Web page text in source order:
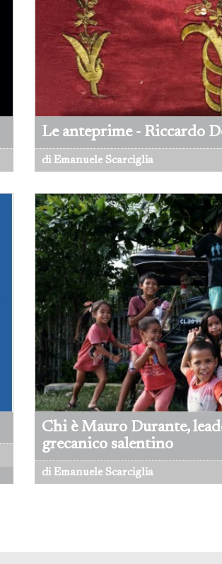
Le anteprime - Riccardo
di Emanuele Scarciglia
Chi è Mauro Durante,
grecanico salentino
di Emanuele Scarciglia